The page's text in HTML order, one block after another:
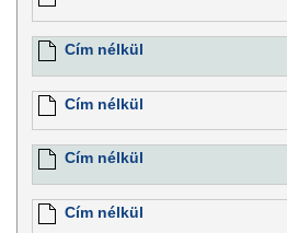
Cím nélkül
Cím nélkül
Cím nélkül
Cím nélkül